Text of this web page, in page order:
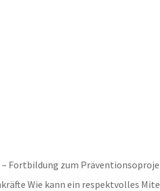
Fortbildung zum
Wie kann ein respektvolles